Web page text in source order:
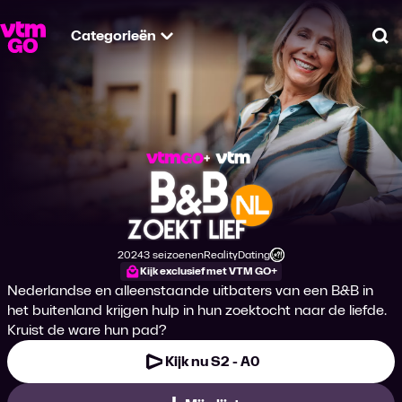
Categorieën
B&B zoekt Lief NL
Productiejaar
20243 seizoenen
Genre
Reality
Genre
Dating
Leeftijdsclassificatie
Kijk exclusief met VTM GO+
Nederlandse en alleenstaande uitbaters van een B&B in
het buitenland krijgen hulp in hun zoektocht naar de liefde.
Kruist de ware hun pad?
Kijk nu S2 - A0